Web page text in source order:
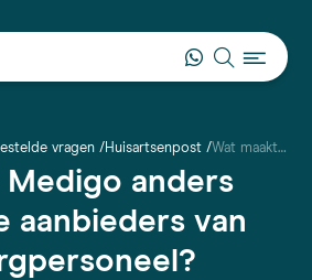
vragen Huisartsenpost Wat maakt Medigo anders dan andere aanbieders van flexibel zorgpersoneel?
Medigo anders
aanbieders van